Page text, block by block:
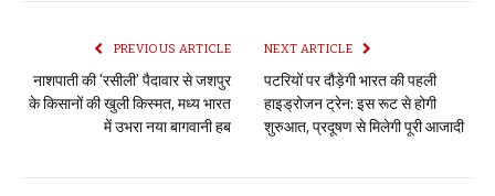
PREVIOUS ARTICLE
नाशपाती की ‘रसीली’ पैदावार से जशपुर
के किसानों की खुली किस्मत, मध्य भारत
में उभरा नया बागवानी हब
NEXT ARTICLE
पटरियों पर दौड़ेगी भारत की पहली
हाइड्रोजन ट्रेन: इस रूट से होगी
शुरुआत, प्रदूषण से मिलेगी पूरी आजादी